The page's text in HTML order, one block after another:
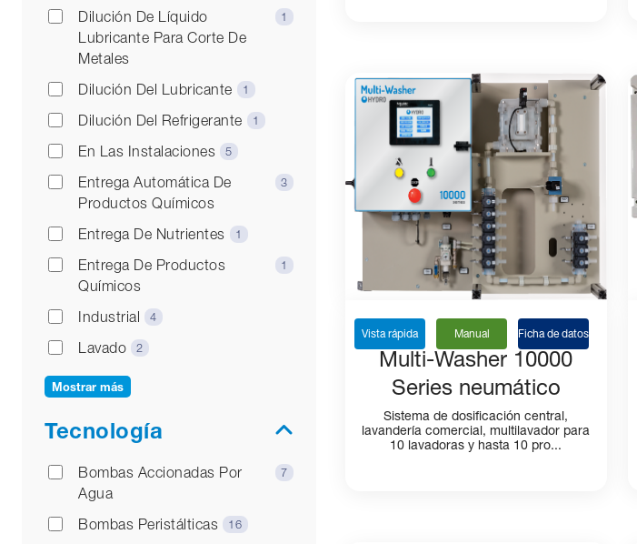
Dilución De Líquido
Lubricante Para Corte De
Metales
1
Dilución Del Lubricante 1
Dilución Del Refrigerante 1
En Las Instalaciones 5
Entrega Automática De
Productos Químicos
3
Entrega De Nutrientes 1
Entrega De Productos
Químicos
1
Industrial 4
Lavado 2
Mostrar más
Tecnología
Bombas Accionadas Por
Agua
7
Bombas Peristálticas 16
Vista rápida Manual Ficha de datos
Multi-Washer 10000
Series neumático
Sistema de dosificación central,
lavandería comercial, multilavador para
10 lavadoras y hasta 10 pro...